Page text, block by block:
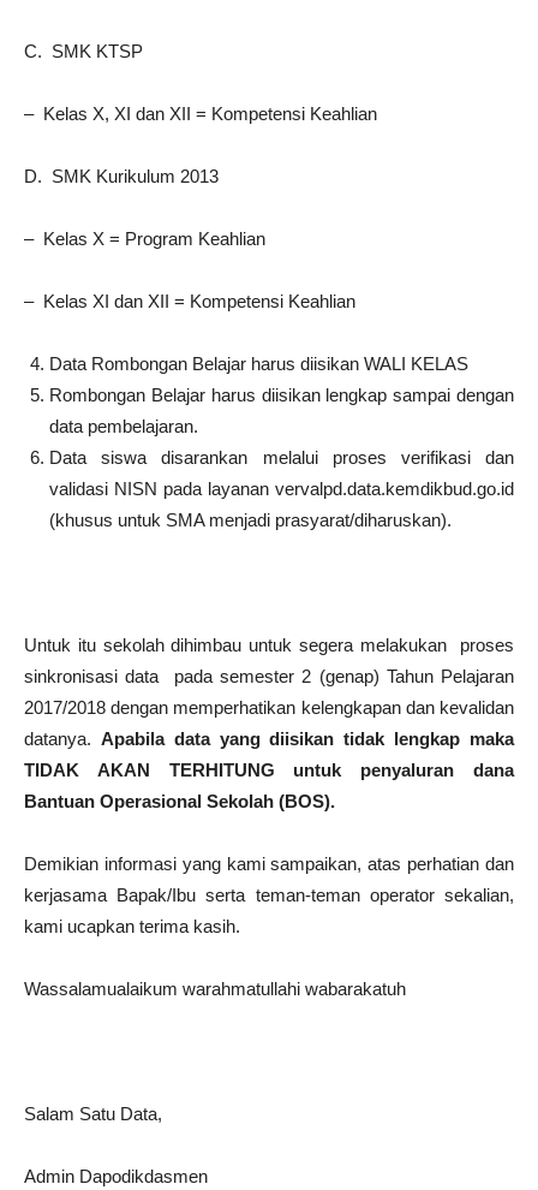
C. SMK KTSP
– Kelas X, XI dan XII = Kompetensi Keahlian
D. SMK Kurikulum 2013
– Kelas X = Program Keahlian
– Kelas XI dan XII = Kompetensi Keahlian
Data Rombongan Belajar harus diisikan WALI KELAS
Rombongan Belajar harus diisikan lengkap sampai dengan
data pembelajaran.
Data siswa disarankan melalui proses verifikasi dan
validasi NISN pada layanan vervalpd.data.kemdikbud.go.id
(khusus untuk SMA menjadi prasyarat/diharuskan).
Untuk itu sekolah dihimbau untuk segera melakukan proses
sinkronisasi data pada semester 2 (genap) Tahun Pelajaran
2017/2018 dengan memperhatikan kelengkapan dan kevalidan
datanya. Apabila data yang diisikan tidak lengkap maka
TIDAK AKAN TERHITUNG untuk penyaluran dana
Bantuan Operasional Sekolah (BOS).
Demikian informasi yang kami sampaikan, atas perhatian dan
kerjasama Bapak/Ibu serta teman-teman operator sekalian,
kami ucapkan terima kasih.
Wassalamualaikum warahmatullahi wabarakatuh
Salam Satu Data,
Admin Dapodikdasmen